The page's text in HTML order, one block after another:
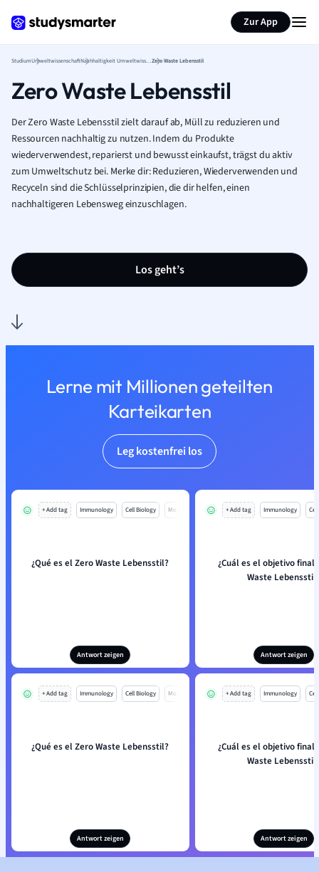
Zur App
StudiumUmweltwissenschaft Nachhaltigkeit UmweltwissenschaftZero Waste Lebensstil
Zero Waste Lebensstil
Der Zero Waste Lebensstil zielt darauf ab, Müll zu reduzieren und
Ressourcen nachhaltig zu nutzen. Indem du Produkte
wiederverwendest, reparierst und bewusst einkaufst, trägst du aktiv
zum Umweltschutz bei. Merke dir: Reduzieren, Wiederverwenden und
Recyceln sind die Schlüsselprinzipien, die dir helfen, einen
nachhaltigeren Lebensweg einzuschlagen.
Los geht’s
Lerne mit Millionen geteilten
Karteikarten
Leg kostenfrei los
+ Add tag Immunology Cell Biology Mo
¿Qué es el Zero Waste Lebensstil?
Antwort zeigen
+ Add tag Immunology
¿Cuál es el objetivo final
Waste
Antwort zeigen
+ Add tag Immunology Cell Biology Mo
¿Qué es el Zero Waste Lebensstil?
Antwort zeigen
+ Add tag Immunology
¿Cuál es el objetivo final
Waste
Antwort zeigen